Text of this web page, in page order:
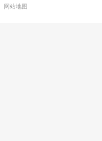
网站地图